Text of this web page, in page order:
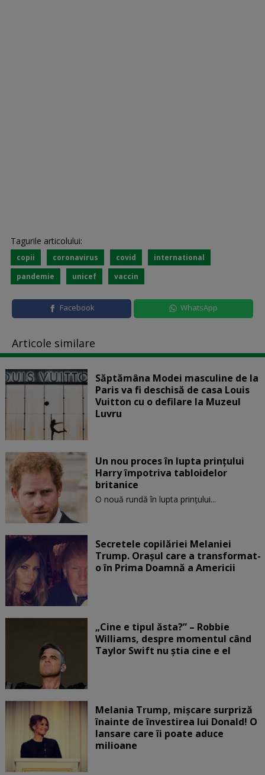
Tagurile articolului:
copii coronavirus covid
international
pandemie
unicef vaccin
Facebook WhatsApp
Articole similare
Săptămâna Modei masculine de la
Paris va fi deschisă de casa Louis
Vuitton cu o defilare la Muzeul
Luvru
Un nou proces în lupta prinţului
Harry împotriva tabloidelor
britanice
O nouă rundă în lupta prinţului...
Secretele copilăriei Melaniei
Trump. Orașul care a transformat-
o în Prima Doamnă a Americii
„Cine e tipul ăsta?” – Robbie
Williams, despre momentul când
Taylor Swift nu știa cine e el
Melania Trump, mișcare surpriză
înainte de învestirea lui Donald! O
lansare care îi poate aduce
milioane